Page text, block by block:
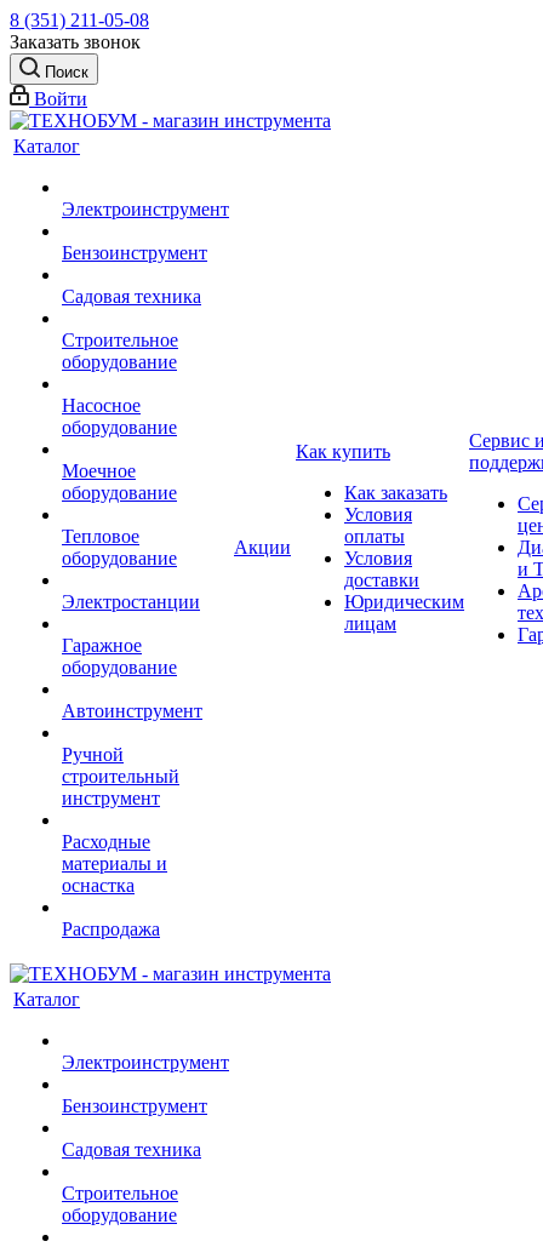
8 (351) 211-05-08
Заказать звонок
Поиск
Войти
Каталог
Электроинструмент
Бензоинструмент
Садовая техника
Строительное
оборудование
Насосное
оборудование
Моечное
оборудование
Тепловое
оборудование
Электростанции
Гаражное
оборудование
Автоинструмент
Ручной
строительный
инструмент
Расходные
материалы и
оснастка
Распродажа
Акции
Как купить
Как заказать
Условия
оплаты
Условия
доставки
Юридическим
лицам
Сервис
и
Каталог
Электроинструмент
Бензоинструмент
Садовая техника
Строительное
оборудование